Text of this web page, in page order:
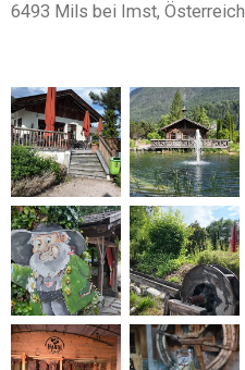
6493 Mils bei Imst, Österreich